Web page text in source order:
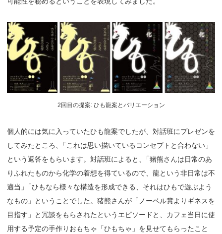
2回目の提案: ひも龍案とバリエーション
個人的には気に入っていたひも龍案でしたが、対話班にプレゼンを
してみたところ
「これは思い描いているコンセプトと合わない」
という返答をもらいます。対話班によると
「猪熊さんは日常のあ
りふれたものから化学の着想を得ているので、龍という非日常は不
適当 」
「ひもなら様々な構造を形成できる、それはひもで遊ぶよう
なもの」ということでした。猪熊さんが「ノーベル賞よりギネスを
目指す」と冗談をもらされたというエピソードと、カフェ当日に使
用する予定の手作りおもちゃ「ひもちゃ」を見せてもらったこと